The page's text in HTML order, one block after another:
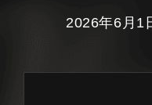
2026年6月1